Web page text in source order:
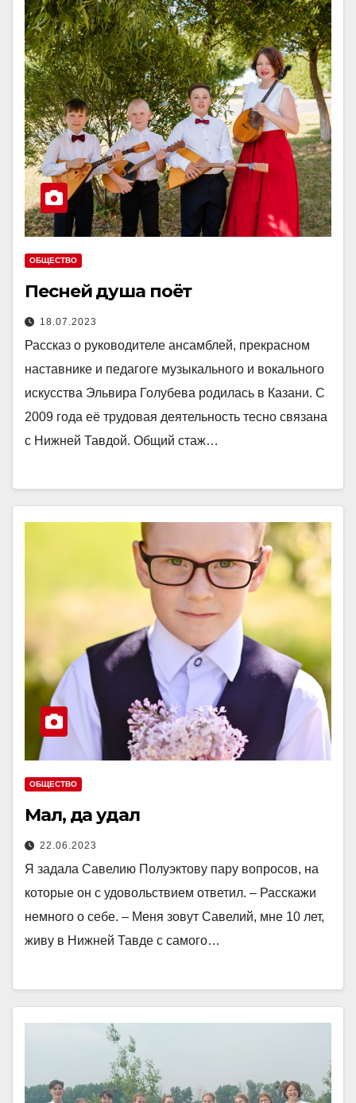
ОБЩЕСТВО
Песней душа поёт
18.07.2023
Рассказ о руководителе ансамблей, прекрасном
наставнике и педагоге музыкального и вокального
искусства Эльвира Голубева родилась в Казани. С
2009 года её трудовая деятельность тесно связана
с Нижней Тавдой. Общий стаж…
ОБЩЕСТВО
Мал, да удал
22.06.2023
Я задала Савелию Полуэктову пару вопросов, на
которые он с удовольствием ответил. – Расскажи
немного о себе. – Меня зовут Савелий, мне 10 лет,
живу в Нижней Тавде с самого…